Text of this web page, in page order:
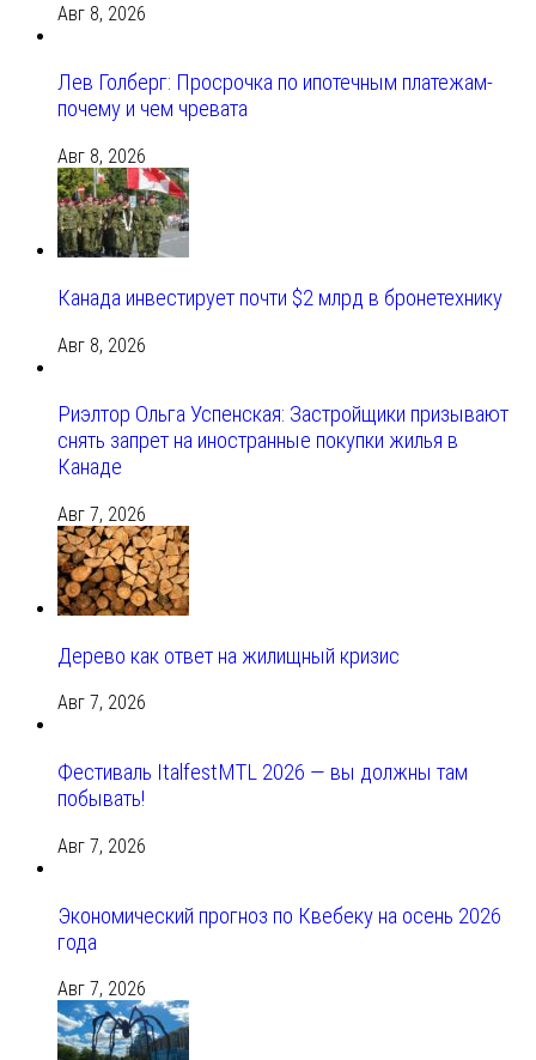
Авг 8, 2026
Лев Голберг: Просрочка по ипотечным платежам-
почему и чем чревата
Авг 8, 2026
Канада инвестирует почти $2 млрд в бронетехнику
Авг 8, 2026
Риэлтор Ольга Успенская: Застройщики призывают
снять запрет на иностранные покупки жилья в
Канаде
Авг 7, 2026
Дерево как ответ на жилищный кризис
Авг 7, 2026
Фестиваль ItalfestMTL 2026 — вы должны там
побывать!
Авг 7, 2026
Экономический прогноз по Квебеку на осень 2026
года
Авг 7, 2026